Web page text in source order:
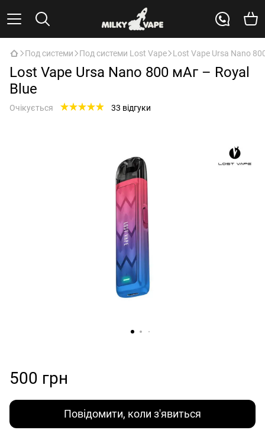
Под системи Под системи Lost Vape Lost Vape Ursa Nano
Lost Vape Ursa Nano 800 мАг – Royal
Blue
Очікується 33 відгуки
500 грн
Повідомити, коли з'явиться